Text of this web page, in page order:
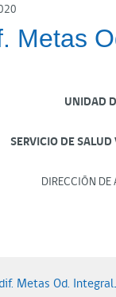
Metas
UNIDAD
SERVICIO DE
DIRECCIÓN DE
Metas Od.